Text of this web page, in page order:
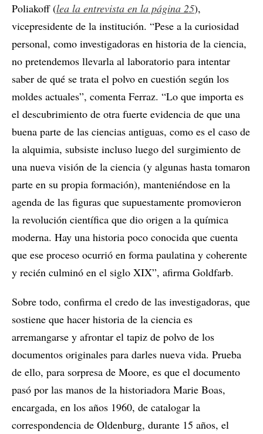
Poliakoff (lea la entrevista en la página 25),
vicepresidente de la institución. “Pese a la curiosidad
personal, como investigadoras en historia de la ciencia,
no pretendemos llevarla al laboratorio para intentar
saber de qué se trata el polvo en cuestión según los
moldes actuales”, comenta Ferraz. “Lo que importa es
el descubrimiento de otra fuerte evidencia de que una
buena parte de las ciencias antiguas, como es el caso de
la alquimia, subsiste incluso luego del surgimiento de
una nueva visión de la ciencia (y algunas hasta tomaron
parte en su propia formación), manteniéndose en la
agenda de las figuras que supuestamente promovieron
la revolución científica que dio origen a la química
moderna. Hay una historia poco conocida que cuenta
que ese proceso ocurrió en forma paulatina y coherente
y recién culminó en el siglo XIX”, afirma Goldfarb.
Sobre todo, confirma el credo de las investigadoras, que
sostiene que hacer historia de la ciencia es
arremangarse y afrontar el tapiz de polvo de los
documentos originales para darles nueva vida. Prueba
de ello, para sorpresa de Moore, es que el documento
pasó por las manos de la historiadora Marie Boas,
encargada, en los años 1960, de catalogar la
correspondencia de Oldenburg, durante 15 años, el